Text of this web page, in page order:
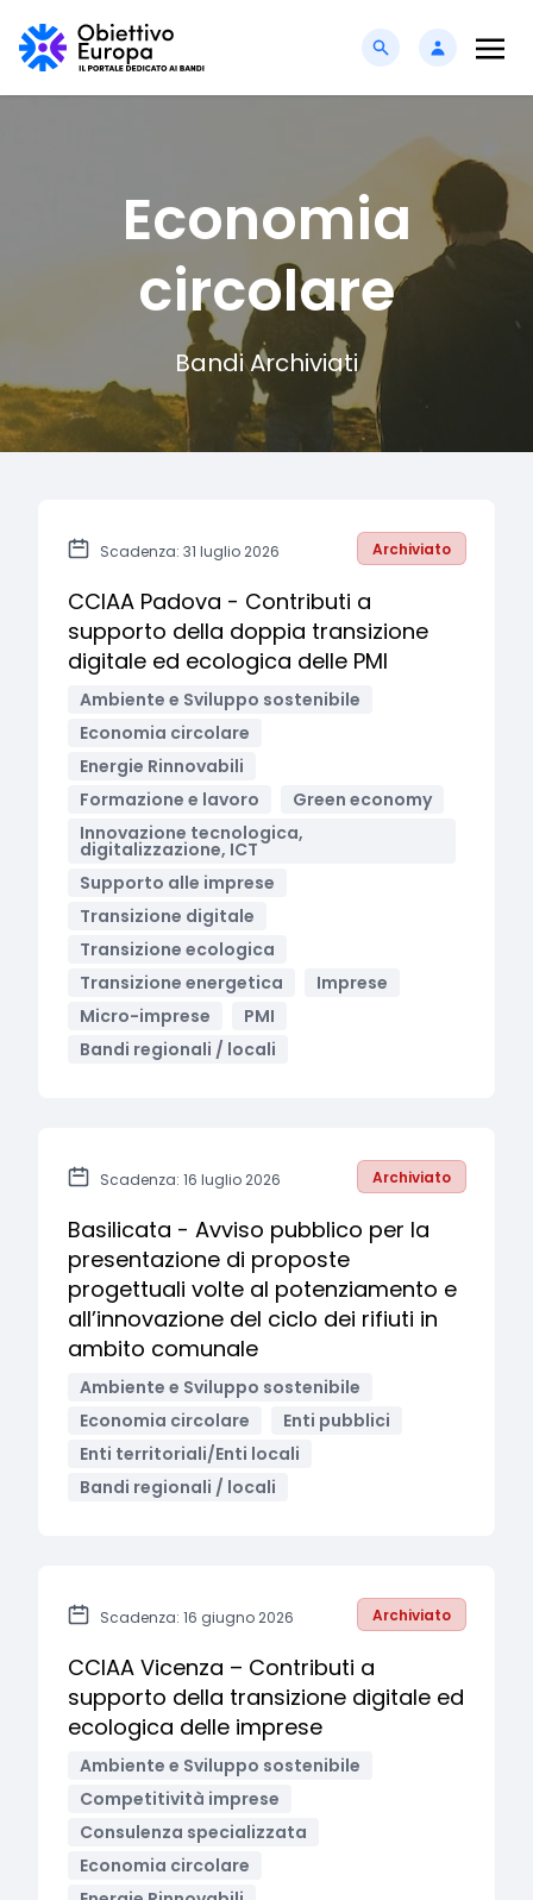
Economia
circolare
Bandi Archiviati
Scadenza: 31 luglio 2026 Archiviato
CCIAA Padova - Contributi a
supporto della doppia transizione
digitale ed ecologica delle PMI
Ambiente e Sviluppo sostenibile
Economia circolare
Energie Rinnovabili
Formazione e lavoro
Green economy
Innovazione tecnologica,
digitalizzazione, ICT
Supporto alle imprese
Transizione digitale
Transizione ecologica
Transizione energetica
Imprese
Micro-imprese
PMI
Bandi regionali / locali
Scadenza: 16 luglio 2026 Archiviato
Basilicata - Avviso pubblico per la
presentazione di proposte
progettuali volte al potenziamento e
all’innovazione del ciclo dei rifiuti in
ambito comunale
Ambiente e Sviluppo sostenibile
Economia circolare
Enti pubblici
Enti territoriali/Enti locali
Bandi regionali / locali
Scadenza: 16 giugno 2026 Archiviato
CCIAA Vicenza – Contributi a
supporto della transizione digitale ed
ecologica delle imprese
Ambiente e Sviluppo sostenibile
Competitività imprese
Consulenza specializzata
Economia circolare